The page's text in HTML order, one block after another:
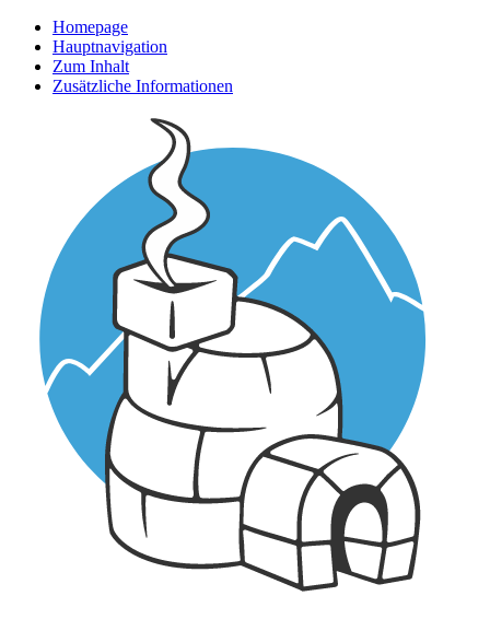
Homepage
Hauptnavigation
Zum Inhalt
Zusätzliche Informationen